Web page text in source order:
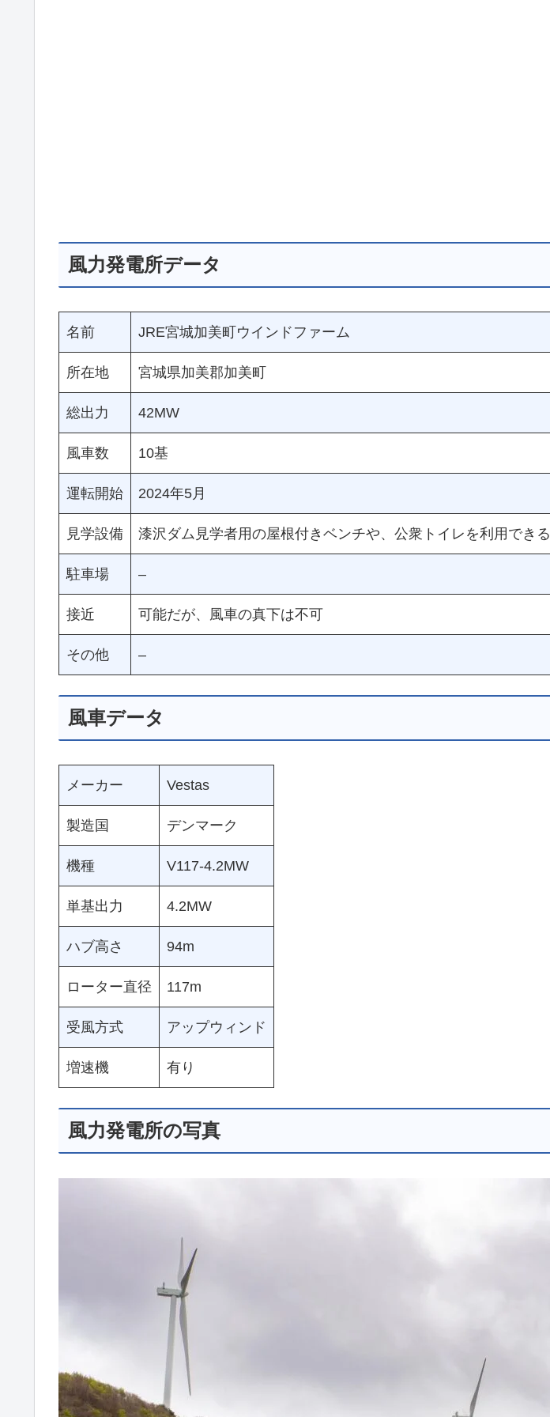
風力発電所データ
名前 JRE宮城加美町ウインドファーム
所在地 宮城県加美郡加美町
総出力 42MW
風車数 10基
運転開始 2024年5月
見学設備 漆沢ダム見学者用の屋根付きベンチや、公衆トイレを利用できる
駐車場 –
接近 可能だが、風車の真下は不可
その他 –
風車データ
メーカー Vestas
製造国 デンマーク
機種 V117-4.2MW
単基出力 4.2MW
ハブ高さ 94m
ローター直径 117m
受風方式 アップウィンド
増速機 有り
風力発電所の写真